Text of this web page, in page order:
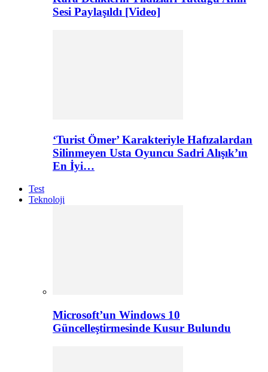
Sesi Paylaşıldı [Video]
‘Turist Ömer’ Karakteriyle Hafızalardan
Silinmeyen Usta Oyuncu Sadri Alışık’ın
En İyi…
Test
Teknoloji
Microsoft’un Windows 10
Güncelleştirmesinde Kusur Bulundu